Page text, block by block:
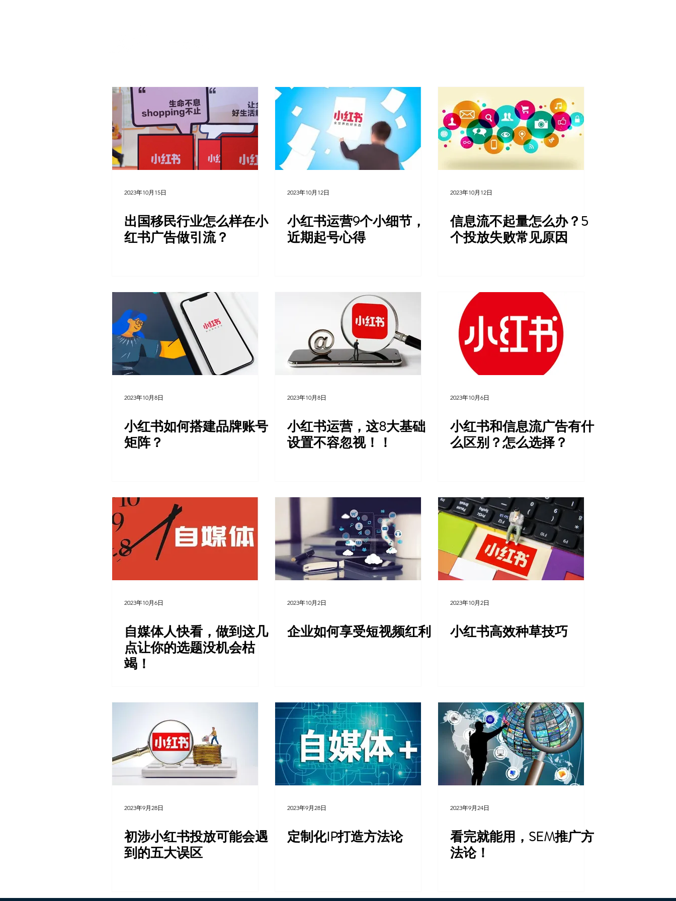
2023年10月15日
出国移民行业怎么样在小
红书广告做引流？
2023年10月12日
小红书运营9个小细节，
近期起号心得
2023年10月12日
信息流不起量怎么办？5
个投放失败常见原因
2023年10月8日
小红书如何搭建品牌账号
矩阵？
2023年10月8日
小红书运营，这8大基础
设置不容忽视！！
2023年10月6日
小红书和信息流广告有什
么区别？怎么选择？
2023年10月6日
自媒体人快看，做到这几
点让你的选题没机会枯
竭！
2023年10月2日
企业如何享受短视频红利
2023年10月2日
小红书高效种草技巧
2023年9月28日
初涉小红书投放可能会遇
到的五大误区
2023年9月28日
定制化IP打造方法论
2023年9月24日
看完就能用，SEM推广方
法论！